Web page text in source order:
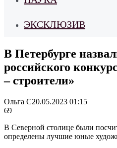
ЭКСКЛЮЗИВ
В Петербурге
российского
– строители»
Ольга С20.05.2023 01:15
69
В Северной столице были
определены лучшие юные